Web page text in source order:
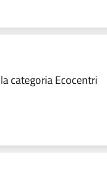
categoria Ecocentri